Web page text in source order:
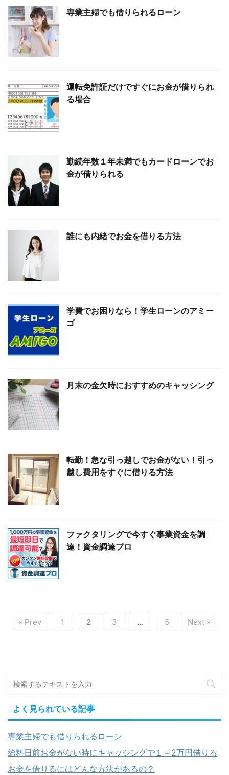
専業主婦でも借りられるローン
運転免許証だけですぐにお金が借りられ
る場合
勤続年数１年未満でもカードローンでお
金が借りられる
誰にも内緒でお金を借りる方法
学費でお困りなら！学生ローンのアミー
ゴ
月末の金欠時におすすめのキャッシング
転勤！急な引っ越しでお金がない！引っ
越し費用をすぐに借りる方法
ファクタリングで今すぐ事業資金を調
達！資金調達プロ
« Prev 1 2 3 … 5 Next »
よく見られている記事
専業主婦でも借りられるローン
給料日前お金がない時にキャッシングで１～2万円借りる
お金を借りるにはどんな方法があるの？